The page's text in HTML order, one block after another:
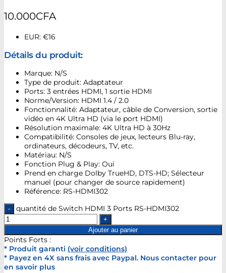
10.000CFA
EUR: €16
Détails du produit:
Marque: N/S
Type de produit: Adaptateur
Ports: 3 entrées HDMI, 1 sortie HDMI
Norme/Version: HDMI 1.4 / 2.0
Fonctionnalité: Adaptateur, câble de Conversion, sortie
vidéo en 4K Ultra HD (via le port HDMI)
Résolution maximale: 4K Ultra HD à 30Hz
Compatibilité: Consoles de jeux, lecteurs Blu-ray,
ordinateurs, décodeurs, TV, etc.
Matériau: N/S
Fonction Plug & Play: Oui
Prend en charge Dolby TrueHD, DTS-HD; Sélecteur
manuel (pour changer de source rapidement)
Référence: RS-HDMI302
quantité de Switch HDMI 3 Ports RS-HDMI302
Ajouter au panier
Points Forts :
* Produit garanti (voir conditions)
* Payez en 4X sans frais avec Paypal. Nous contacter pour
en savoir plus